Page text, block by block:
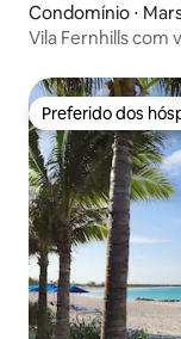
Condomínio ⋅
Vila Fernhills com
Preferido dos
Preferido dos